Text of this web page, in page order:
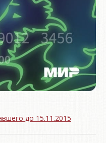
до 15.11.2015